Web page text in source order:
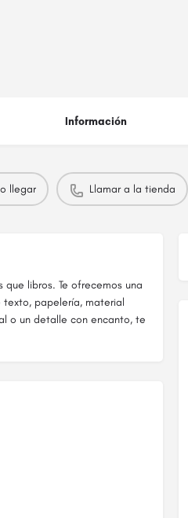
Información
llegar Llamar a la tienda
que libros. Te ofrecemos una
texto, papelería, material
o un detalle con encanto, te